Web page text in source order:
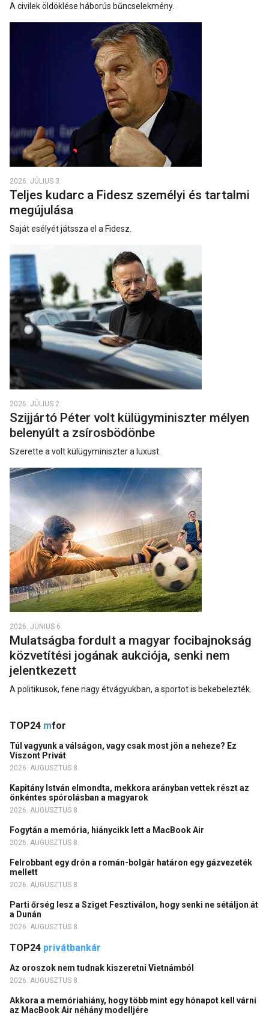
A civilek öldöklése háborús bűncselekmény.
2026. JÚLIUS 3.
Teljes kudarc a Fidesz személyi és tartalmi
megújulása
Saját esélyét játssza el a Fidesz.
2026. JÚLIUS 2.
Szijjártó Péter volt külügyminiszter mélyen
belenyúlt a zsírosbödönbe
Szerette a volt külügyminiszter a luxust.
2026. JÚNIUS 6.
Mulatságba fordult a magyar focibajnokság
közvetítési jogának aukciója, senki nem
jelentkezett
A politikusok, fene nagy étvágyukban, a sportot is bekebelezték.
TOP24 mfor
Túl vagyunk a válságon, vagy csak most jön a neheze? Ez
Viszont Privát
2026. AUGUSZTUS 8.
Kapitány István elmondta, mekkora arányban vettek részt az
önkéntes spórolásban a magyarok
2026. AUGUSZTUS 8.
Fogytán a memória, hiánycikk lett a MacBook Air
2026. AUGUSZTUS 8.
Felrobbant egy drón a román-bolgár határon egy gázvezeték
mellett
2026. AUGUSZTUS 8.
Parti őrség lesz a Sziget Fesztiválon, hogy senki ne sétáljon át
a Dunán
2026. AUGUSZTUS 8.
TOP24 privátbankár
Az oroszok nem tudnak kiszeretni Vietnámból
2026. AUGUSZTUS 8.
Akkora a memóriahiány, hogy több mint egy hónapot kell várni
az MacBook Air néhány modelljére